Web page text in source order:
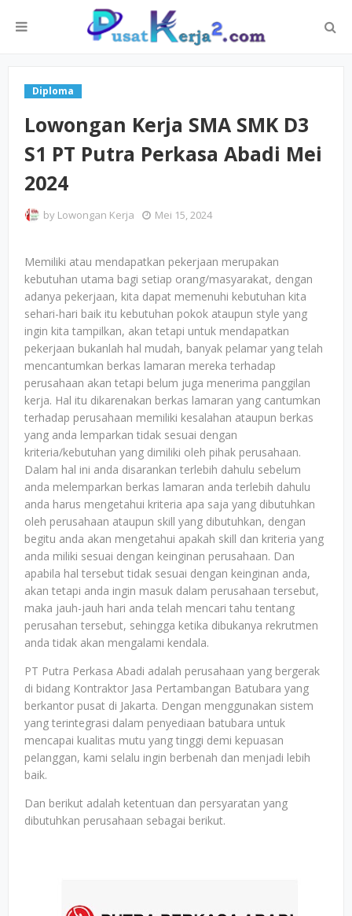
Diploma
Lowongan Kerja SMA SMK D3
S1 PT Putra Perkasa Abadi Mei
2024
by Lowongan Kerja Mei 15, 2024
Memiliki atau mendapatkan pekerjaan merupakan
kebutuhan utama bagi setiap orang/masyarakat, dengan
adanya pekerjaan, kita dapat memenuhi kebutuhan kita
sehari-hari baik itu kebutuhan pokok ataupun style yang
ingin kita tampilkan, akan tetapi untuk mendapatkan
pekerjaan bukanlah hal mudah, banyak pelamar yang telah
mencantumkan berkas lamaran mereka terhadap
perusahaan akan tetapi belum juga menerima panggilan
kerja. Hal itu dikarenakan berkas lamaran yang cantumkan
terhadap perusahaan memiliki kesalahan ataupun berkas
yang anda lemparkan tidak sesuai dengan
kriteria/kebutuhan yang dimiliki oleh pihak perusahaan.
Dalam hal ini anda disarankan terlebih dahulu sebelum
anda melemparkan berkas lamaran anda terlebih dahulu
anda harus mengetahui kriteria apa saja yang dibutuhkan
oleh perusahaan ataupun skill yang dibutuhkan, dengan
begitu anda akan mengetahui apakah skill dan kriteria yang
anda miliki sesuai dengan keinginan perusahaan. Dan
apabila hal tersebut tidak sesuai dengan keinginan anda,
akan tetapi anda ingin masuk dalam perusahaan tersebut,
maka jauh-jauh hari anda telah mencari tahu tentang
perusahan tersebut, sehingga ketika dibukanya rekrutmen
anda tidak akan mengalami kendala.
PT Putra Perkasa Abadi adalah perusahaan yang bergerak
di bidang Kontraktor Jasa Pertambangan Batubara yang
berkantor pusat di Jakarta. Dengan menggunakan sistem
yang terintegrasi dalam penyediaan batubara untuk
mencapai kualitas mutu yang tinggi demi kepuasan
pelanggan, kami selalu ingin berbenah dan menjadi lebih
baik.
Dan berikut adalah ketentuan dan persyaratan yang
dibutuhkan perusahaan sebagai berikut.